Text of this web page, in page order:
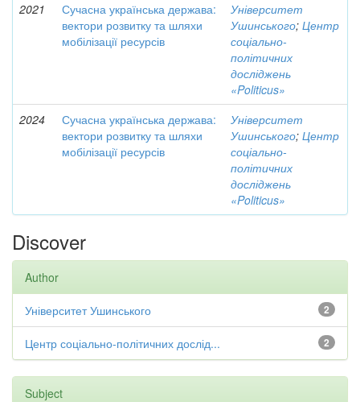
2021
Сучасна українська держава:
вектори розвитку та шляхи
мобілізації ресурсів
Університет
Ушинського; Центр
соціально-
політичних
досліджень
«Politicus»
2024
Сучасна українська держава:
вектори розвитку та шляхи
мобілізації ресурсів
Університет
Ушинського; Центр
соціально-
політичних
досліджень
«Politicus»
Discover
Author
2
Університет Ушинського
2
Центр соціально-політичних дослід...
Subject